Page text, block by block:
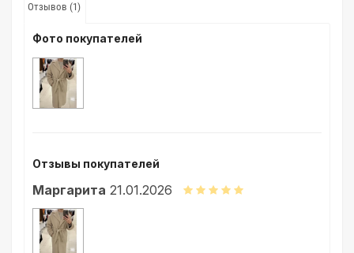
точное соответствие цветов из-за одного простого факта:
дисплеев слишком велики для однозначного определения
какого-либо цветового оттенка. Именно поэтому мы
предлагаем вам заказать образец перед покупкой любой
ткани. Также если Вы занимаетесь индивидуальным пошивом
(ателье), то данная услуга поможет Вам улучшить работу с
клиентами.
Отзывов (1)
Фото покупателей
Отзывы покупателей
Маргарита 21.01.2026